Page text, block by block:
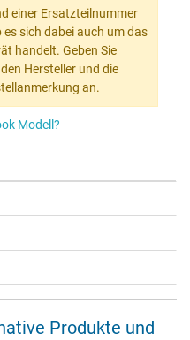
einer Ersatzteilnummer
sich dabei auch um das
handelt. Geben Sie
Hersteller und die
an.
Modell?
Produkte und